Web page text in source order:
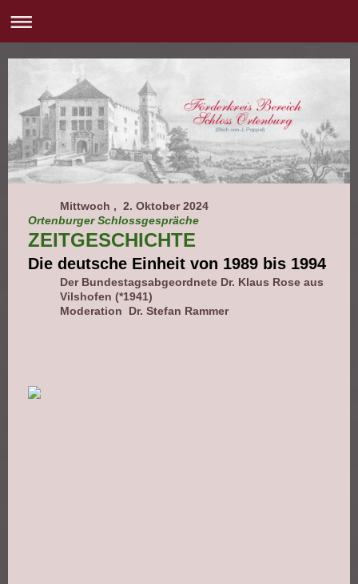
Mittwoch , 2. Oktober 2024
Ortenburger Schlossgespräche
ZEITGESCHICHTE
Die deutsche Einheit von 1989 bis 1994
Der Bundestagsabgeordnete Dr. Klaus Rose aus
Vilshofen (*1941)
Moderation Dr. Stefan Rammer